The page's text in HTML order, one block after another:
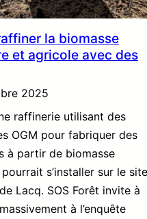
la biomasse
et agricole avec des
2025
raffinerie utilisant des
OGM pour fabriquer des
à partir de biomasse
s’installer sur le site
Lacq. SOS Forêt invite à
à l’enquête